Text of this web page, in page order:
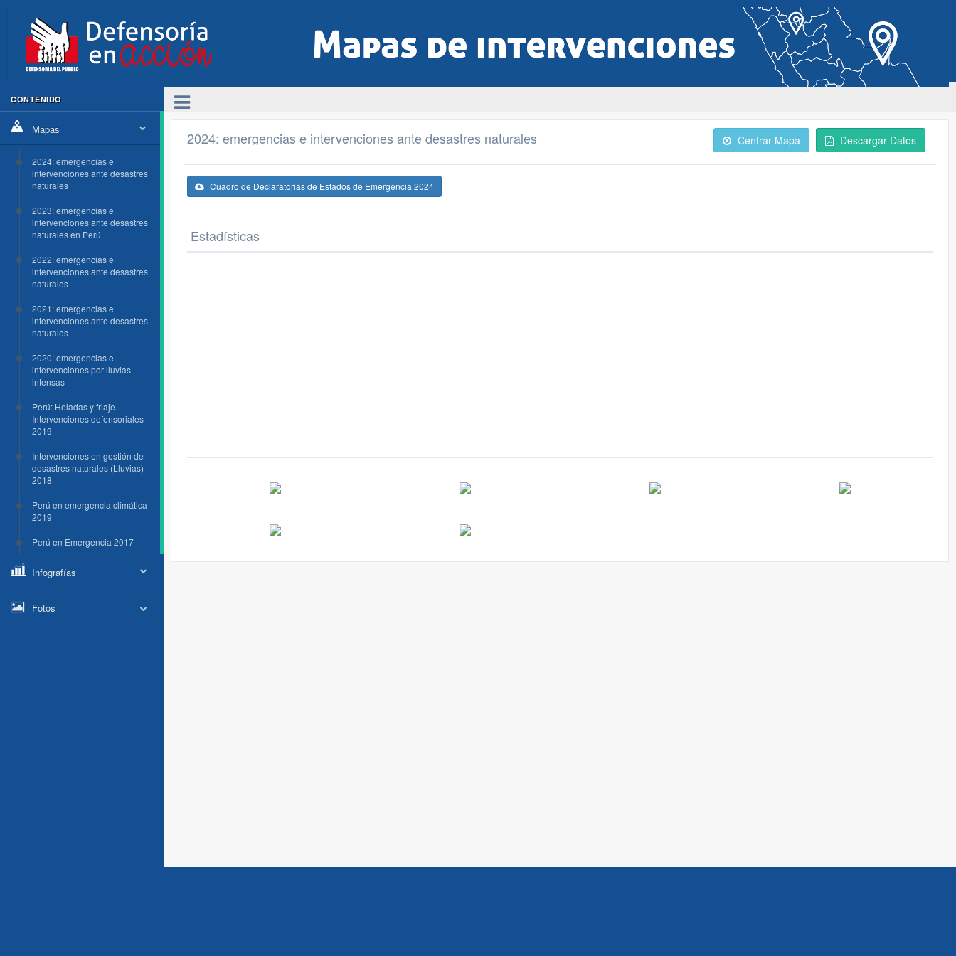
CONTENIDO
Mapas
2024: emergencias e
intervenciones ante desastres
naturales
2023: emergencias e
intervenciones ante desastres
naturales en Perú
2022: emergencias e
intervenciones ante desastres
naturales
2021: emergencias e
intervenciones ante desastres
naturales
2020: emergencias e
intervenciones por lluvias
intensas
Perú: Heladas y friaje.
Intervenciones defensoriales
2019
Intervenciones en gestión de
desastres naturales (Lluvias)
2018
Perú en emergencia climática
2019
Perú en Emergencia 2017
Infografías
Fotos
2024: emergencias e intervenciones ante desastres naturales Centrar Mapa Descargar Datos
Cuadro de Declaratorias de Estados de Emergencia 2024
Estadísticas